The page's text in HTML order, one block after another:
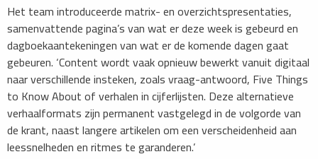
Het team introduceerde matrix- en overzichtspresentaties,
samenvattende pagina’s van wat er deze week is gebeurd en
dagboekaantekeningen van wat er de komende dagen gaat
gebeuren. ‘Content wordt vaak opnieuw bewerkt vanuit digitaal
naar verschillende insteken, zoals vraag-antwoord, Five Things
to Know About of verhalen in cijferlijsten. Deze alternatieve
verhaalformats zijn permanent vastgelegd in de volgorde van
de krant, naast langere artikelen om een verscheidenheid aan
leessnelheden en ritmes te garanderen.’